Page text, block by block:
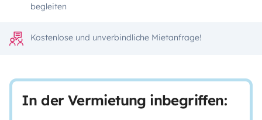
begleiten
Kostenlose und unverbindliche Mietanfrage!
In der Vermietung inbegriffen: